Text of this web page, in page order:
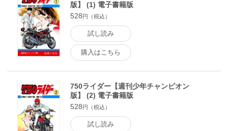
版】 (1) 電子書籍版
528円（税込）
試し読み
購入はこちら
750ライダー【週刊少年チャンピオン
版】 (2) 電子書籍版
528円（税込）
試し読み